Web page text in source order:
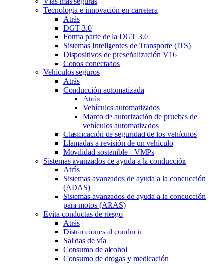
Tecnología e innovación en carretera
Atrás
DGT 3.0
Forma parte de la DGT 3.0
Sistemas Inteligentes de Transporte (ITS)
Dispositivos de preseñalización V16
Conos conectados
Vehículos seguros
Atrás
Conducción automatizada
Atrás
Vehículos automatizados
Marco de autorización de pruebas de
vehículos automatizados
Clasificación de seguridad de los vehículos
Llamadas a revisión de un vehículo
Movilidad sostenible - VMPs
Sistemas avanzados de ayuda a la conducción
Atrás
Sistemas avanzados de ayuda a la conducción
(ADAS)
Sistemas avanzados de ayuda a la conducción
para motos (ARAS)
Evita conductas de riesgo
Atrás
Distracciones al conducir
Salidas de vía
Consumo de alcohol
Consumo de drogas y medicación